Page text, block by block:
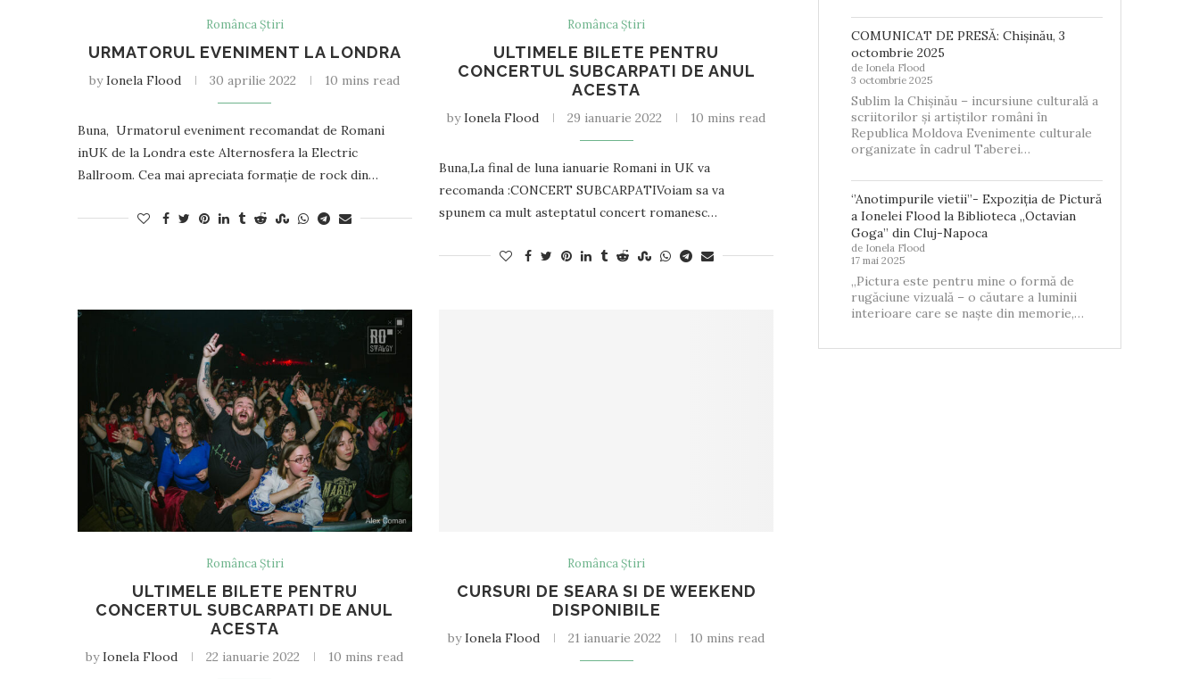
Românca Știri
URMATORUL EVENIMENT LA LONDRA
byIonela Flood 30 aprilie 2022 10 mins read
Buna, Urmatorul eveniment recomandat de Romani
inUK de la Londra este Alternosfera la Electric
Ballroom. Cea mai apreciata formație de rock din…
Românca Știri
ULTIMELE BILETE PENTRU
CONCERTUL SUBCARPATI DE ANUL
ACESTA
byIonela Flood 29 ianuarie 2022 10 mins read
Buna,La final de luna ianuarie Romani in UK va
recomanda :CONCERT SUBCARPATIVoiam sa va
spunem ca mult asteptatul concert romanesc…
Românca Știri
ULTIMELE BILETE PENTRU
CONCERTUL SUBCARPATI DE ANUL
ACESTA
byIonela Flood 22 ianuarie 2022 10 mins read
Românca Știri
CURSURI DE SEARA SI DE WEEKEND
DISPONIBILE
byIonela Flood 21 ianuarie 2022 10 mins read
COMUNICAT DE PRESĂ: Chișinău, 3
octombrie 2025
de Ionela Flood
3 octombrie 2025
Sublim la Chișinău – incursiune culturală a
scriitorilor și artiștilor români în
Republica Moldova Evenimente culturale
organizate în cadrul Taberei…
‘’Anotimpurile vietii’’- Expoziția de Pictură
a Ionelei Flood la Biblioteca „Octavian
Goga” din Cluj-Napoca
de Ionela Flood
17 mai 2025
„Pictura este pentru mine o formă de
rugăciune vizuală – o căutare a luminii
interioare care se naște din memorie,…